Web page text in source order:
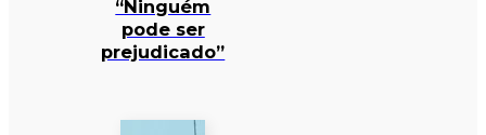
“Ninguém
pode ser
prejudicado”